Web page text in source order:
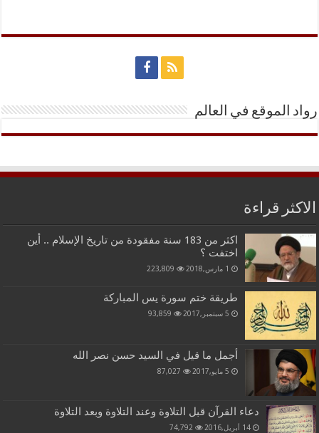
رواد الموقع في العالم
الاكثر قراءة
اكثر من 183 سنة مفقودة من تاريخ الإسلام .. أين
اختفت ؟
1 مارس,2018 223,809
طريقة ختم سورة يس المباركة
5 سبتمبر,2017 93,859
أجمل ما قيل في السيد حسن نصر الله
5 مايو,2017 87,027
دعاء القرآن قبل التلاوة وعند التلاوة وبعد التلاوة
14 أبريل,2016 74,792